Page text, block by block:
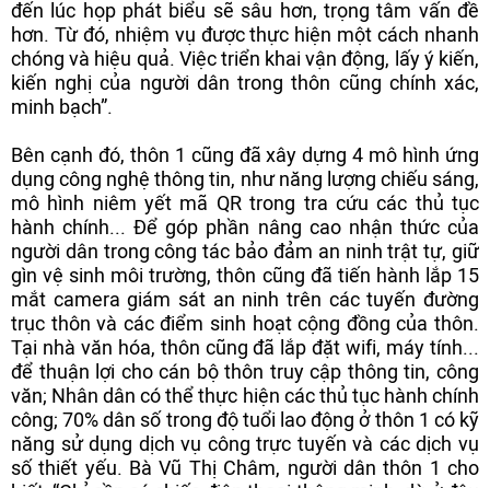
đến lúc họp phát biểu sẽ sâu hơn, trọng tâm vấn đề
hơn. Từ đó, nhiệm vụ được thực hiện một cách nhanh
chóng và hiệu quả. Việc triển khai vận động, lấy ý kiến,
kiến nghị của người dân trong thôn cũng chính xác,
minh bạch”.
Bên cạnh đó, thôn 1 cũng đã xây dựng 4 mô hình ứng
dụng công nghệ thông tin, như năng lượng chiếu sáng,
mô hình niêm yết mã QR trong tra cứu các thủ tục
hành chính... Để góp phần nâng cao nhận thức của
người dân trong công tác bảo đảm an ninh trật tự, giữ
gìn vệ sinh môi trường, thôn cũng đã tiến hành lắp 15
mắt camera giám sát an ninh trên các tuyến đường
trục thôn và các điểm sinh hoạt cộng đồng của thôn.
Tại nhà văn hóa, thôn cũng đã lắp đặt wifi, máy tính...
để thuận lợi cho cán bộ thôn truy cập thông tin, công
văn; Nhân dân có thể thực hiện các thủ tục hành chính
công; 70% dân số trong độ tuổi lao động ở thôn 1 có kỹ
năng sử dụng dịch vụ công trực tuyến và các dịch vụ
số thiết yếu. Bà Vũ Thị Châm, người dân thôn 1 cho